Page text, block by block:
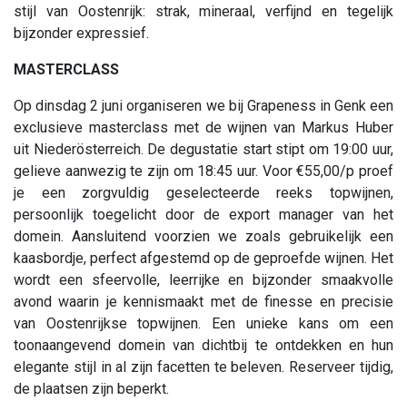
stijl van Oostenrijk: strak, mineraal, verfijnd en tegelijk
bijzonder expressief.
MASTERCLASS
Op dinsdag 2 juni organiseren we bij Grapeness in Genk een
exclusieve masterclass met de wijnen van Markus Huber
uit Niederösterreich. De degustatie start stipt om 19:00 uur,
gelieve aanwezig te zijn om 18:45 uur. Voor €55,00/p proef
je een zorgvuldig geselecteerde reeks topwijnen,
persoonlijk toegelicht door de export manager van het
domein. Aansluitend voorzien we zoals gebruikelijk een
kaasbordje, perfect afgestemd op de geproefde wijnen. Het
wordt een sfeervolle, leerrijke en bijzonder smaakvolle
avond waarin je kennismaakt met de finesse en precisie
van Oostenrijkse topwijnen. Een unieke kans om een
toonaangevend domein van dichtbij te ontdekken en hun
elegante stijl in al zijn facetten te beleven. Reserveer tijdig,
de plaatsen zijn beperkt.